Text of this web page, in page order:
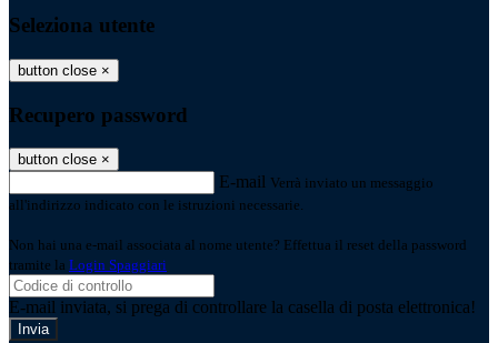
Seleziona utente
button close ×
Recupero password
button close ×
E-mail Verrà inviato un messaggio
all'indirizzo indicato con le istruzioni necessarie.
Non hai una e-mail associata al nome utente? Effettua il reset della password
tramite la Login Spaggiari
E-mail inviata, si prega di controllare la casella di posta elettronica!